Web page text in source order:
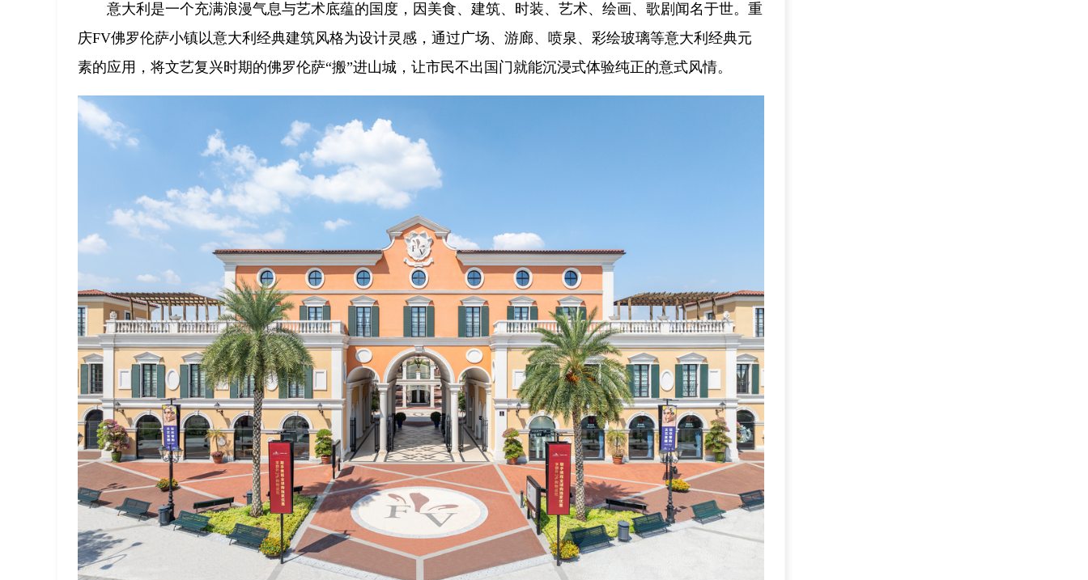
意大利是一个充满浪漫气息与艺术底蕴的国度，因美食、建筑、时装、艺术、绘画、歌剧闻名于世。重
庆FV佛罗伦萨小镇以意大利经典建筑风格为设计灵感，通过广场、游廊、喷泉、彩绘玻璃等意大利经典元
素的应用，将文艺复兴时期的佛罗伦萨“搬”进山城，让市民不出国门就能沉浸式体验纯正的意式风情。